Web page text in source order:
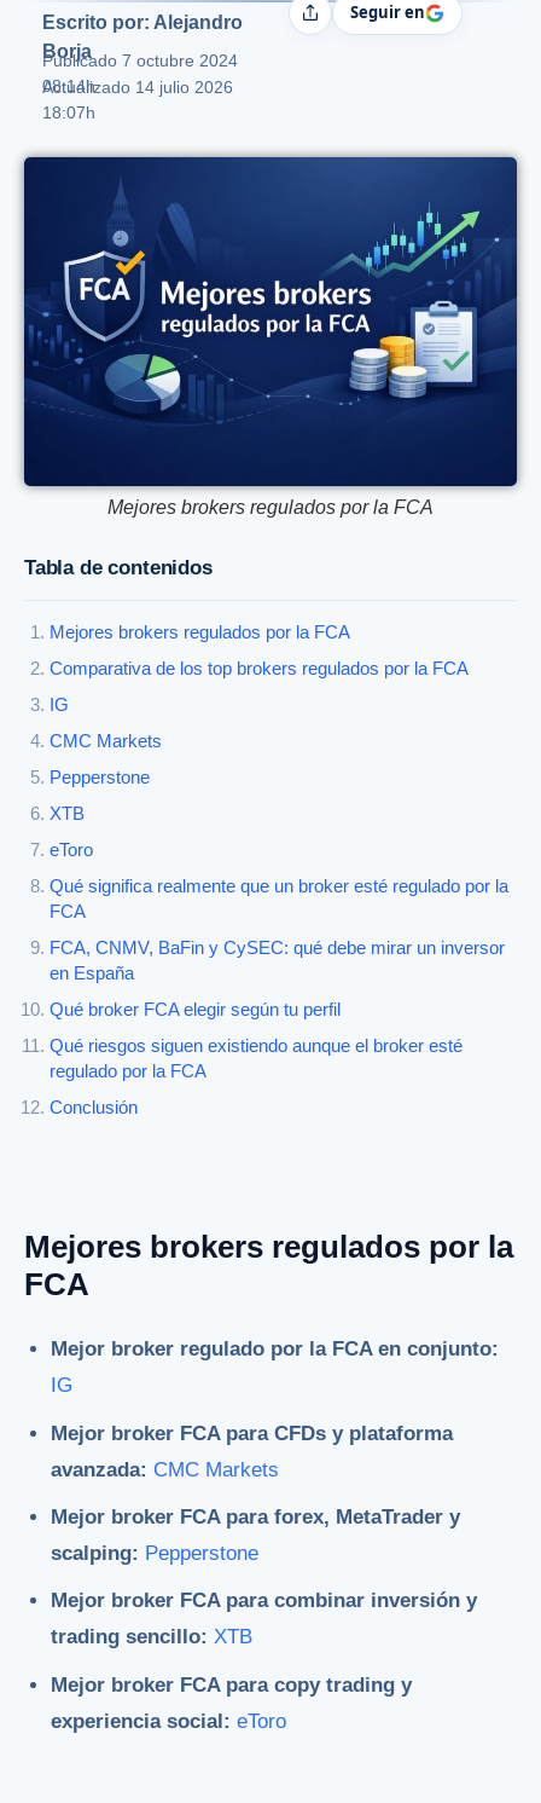
Escrito por: Alejandro
Borja
Publicado 7 octubre 2024
08:14h
Actualizado 14 julio 2026
18:07h
CompartirSeguir en
Mejores brokers regulados por la FCA
Tabla de contenidos
Mejores brokers regulados por la FCA
Comparativa de los top brokers regulados por la FCA
IG
CMC Markets
Pepperstone
XTB
eToro
Qué significa realmente que un broker esté regulado por la
FCA
FCA, CNMV, BaFin y CySEC: qué debe mirar un inversor
en España
Qué broker FCA elegir según tu perfil
Qué riesgos siguen existiendo aunque el broker esté
regulado por la FCA
Conclusión
Mejores brokers regulados por la
FCA
Mejor broker regulado por la FCA en conjunto:
IG
Mejor broker FCA para CFDs y plataforma
avanzada: CMC Markets
Mejor broker FCA para forex, MetaTrader y
scalping: Pepperstone
Mejor broker FCA para combinar inversión y
trading sencillo: XTB
Mejor broker FCA para copy trading y
experiencia social: eToro